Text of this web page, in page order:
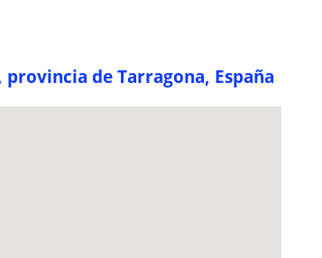
de Tarragona, España